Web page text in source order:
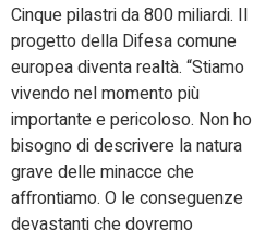
Cinque pilastri da 800 miliardi. Il
progetto della Difesa comune
europea diventa realtà. “Stiamo
vivendo nel momento più
importante e pericoloso. Non ho
bisogno di descrivere la natura
grave delle minacce che
affrontiamo. O le conseguenze
devastanti che dovremo